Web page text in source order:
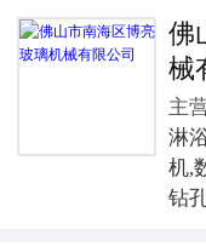
佛
械
主
淋
机,
钻